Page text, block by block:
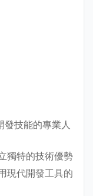
發技能的專業人
獨特的技術優勢
現代開發工具的